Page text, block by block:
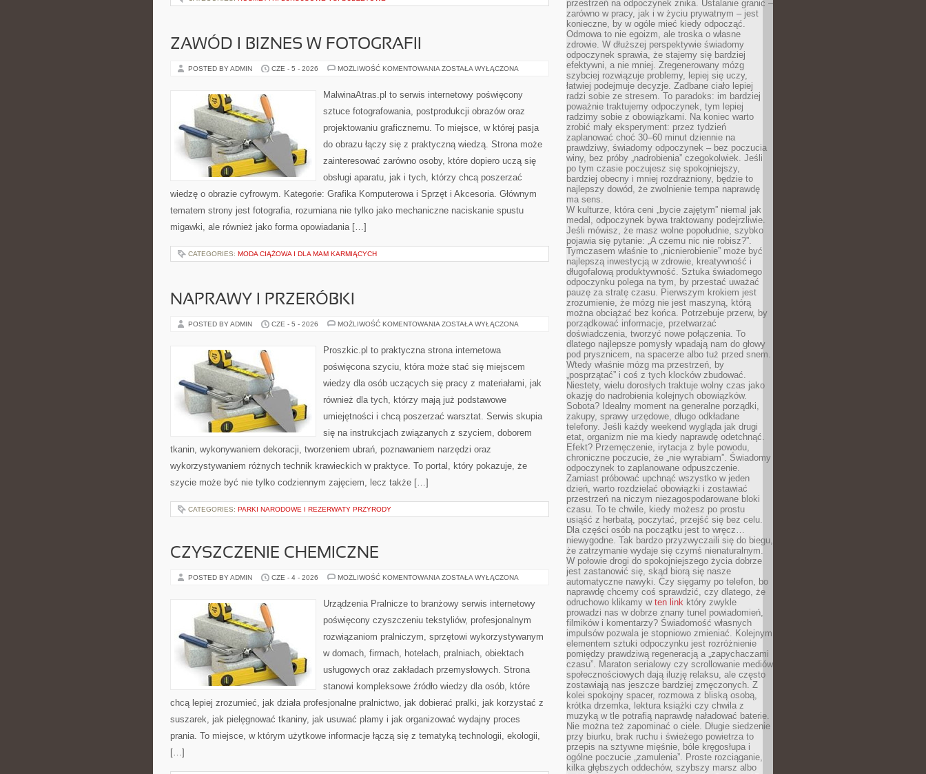
ZAWÓD I BIZNES W FOTOGRAFII
POSTED BY ADMIN CZE - 5 - 2026 MOŻLIWOŚĆ KOMENTOWANIA ZAWÓD
FOTOGRAFII
ZOSTAŁA WYŁĄCZONA
MalwinaAtras.pl to serwis internetowy poświęcony
sztuce fotografowania, postprodukcji obrazów oraz
projektowaniu graficznemu. To miejsce, w której pasja
do obrazu łączy się z praktyczną wiedzą. Strona może
zainteresować zarówno osoby, które dopiero uczą się
obsługi aparatu, jak i tych, którzy chcą poszerzać
wiedzę o obrazie cyfrowym. Kategorie: Grafika Komputerowa i Sprzęt i Akcesoria. Głównym
tematem strony jest fotografia, rozumiana nie tylko jako mechaniczne naciskanie spustu
migawki, ale również jako forma opowiadania […]
CATEGORIES: MODA CIĄŻOWA I DLA MAM KARMIĄCYCH
NAPRAWY I PRZERÓBKI
POSTED BY ADMIN CZE - 5 - 2026 MOŻLIWOŚĆ KOMENTOWANIA NAPRAWY
ZOSTAŁA WYŁĄCZONA
Proszkic.pl to praktyczna strona internetowa
poświęcona szyciu, która może stać się miejscem
wiedzy dla osób uczących się pracy z materiałami, jak
również dla tych, którzy mają już podstawowe
umiejętności i chcą poszerzać warsztat. Serwis skupia
się na instrukcjach związanych z szyciem, doborem
tkanin, wykonywaniem dekoracji, tworzeniem ubrań, poznawaniem narzędzi oraz
wykorzystywaniem różnych technik krawieckich w praktyce. To portal, który pokazuje, że
szycie może być nie tylko codziennym zajęciem, lecz także […]
CATEGORIES: PARKI NARODOWE I REZERWATY PRZYRODY
CZYSZCZENIE CHEMICZNE
POSTED BY ADMIN CZE - 4 - 2026 MOŻLIWOŚĆ KOMENTOWANIA CZYSZCZENIE
ZOSTAŁA WYŁĄCZONA
Urządzenia Pralnicze to branżowy serwis internetowy
poświęcony czyszczeniu tekstyliów, profesjonalnym
rozwiązaniom pralniczym, sprzętowi wykorzystywanym
w domach, firmach, hotelach, pralniach, obiektach
usługowych oraz zakładach przemysłowych. Strona
stanowi kompleksowe źródło wiedzy dla osób, które
chcą lepiej zrozumieć, jak działa profesjonalne pralnictwo, jak dobierać pralki, jak korzystać z
suszarek, jak pielęgnować tkaniny, jak usuwać plamy i jak organizować wydajny proces
prania. To miejsce, w którym użytkowe informacje łączą się z tematyką technologii, ekologii,
[…]
przestrzeń na odpoczynek znika. Ustalanie granic –
zarówno w pracy, jak i w życiu prywatnym – jest
konieczne, by w ogóle mieć kiedy odpocząć.
Odmowa to nie egoizm, ale troska o własne
zdrowie. W dłuższej perspektywie świadomy
odpoczynek sprawia, że stajemy się bardziej
efektywni, a nie mniej. Zregenerowany mózg
szybciej rozwiązuje problemy, lepiej się uczy,
łatwiej podejmuje decyzje. Zadbane ciało lepiej
radzi sobie ze stresem. To paradoks: im bardziej
poważnie traktujemy odpoczynek, tym lepiej
radzimy sobie z obowiązkami. Na koniec warto
zrobić mały eksperyment: przez tydzień
zaplanować choć 30–60 minut dziennie na
prawdziwy, świadomy odpoczynek – bez poczucia
winy, bez próby „nadrobienia” czegokolwiek. Jeśli
po tym czasie poczujesz się spokojniejszy,
bardziej obecny i mniej rozdrażniony, będzie to
najlepszy dowód, że zwolnienie tempa naprawdę
ma sens.
W kulturze, która ceni „bycie zajętym” niemal jak
medal, odpoczynek bywa traktowany podejrzliwie.
Jeśli mówisz, że masz wolne popołudnie, szybko
pojawia się pytanie: „A czemu nic nie robisz?”.
Tymczasem właśnie to „nicnierobienie” może być
najlepszą inwestycją w zdrowie, kreatywność i
długofalową produktywność. Sztuka świadomego
odpoczynku polega na tym, by przestać uważać
pauzę za stratę czasu. Pierwszym krokiem jest
zrozumienie, że mózg nie jest maszyną, którą
można obciążać bez końca. Potrzebuje przerw, by
porządkować informacje, przetwarzać
doświadczenia, tworzyć nowe połączenia. To
dlatego najlepsze pomysły wpadają nam do głowy
pod prysznicem, na spacerze albo tuż przed snem.
Wtedy właśnie mózg ma przestrzeń, by
„posprzątać” i coś z tych klocków zbudować.
Niestety, wielu dorosłych traktuje wolny czas jako
okazję do nadrobienia kolejnych obowiązków.
Sobota? Idealny moment na generalne porządki,
zakupy, sprawy urzędowe, długo odkładane
telefony. Jeśli każdy weekend wygląda jak drugi
etat, organizm nie ma kiedy naprawdę odetchnąć.
Efekt? Przemęczenie, irytacja z byle powodu,
chroniczne poczucie, że „nie wyrabiam”. Świadomy
odpoczynek to zaplanowane odpuszczenie.
Zamiast próbować upchnąć wszystko w jeden
dzień, warto rozdzielać obowiązki i zostawiać
przestrzeń na niczym niezagospodarowane bloki
czasu. To te chwile, kiedy możesz po prostu
usiąść z herbatą, poczytać, przejść się bez celu.
Dla części osób na początku jest to wręcz…
niewygodne. Tak bardzo przyzwyczaili się do biegu,
że zatrzymanie wydaje się czymś nienaturalnym.
W połowie drogi do spokojniejszego życia dobrze
jest zastanowić się, skąd biorą się nasze
automatyczne nawyki. Czy sięgamy po telefon, bo
naprawdę chcemy coś sprawdzić, czy dlatego, że
odruchowo klikamy w ten link który zwykle
prowadzi nas w dobrze znany tunel powiadomień,
filmików i komentarzy? Świadomość własnych
impulsów pozwala je stopniowo zmieniać. Kolejnym
elementem sztuki odpoczynku jest rozróżnienie
pomiędzy prawdziwą regeneracją a „zapychaczami
czasu”. Maraton serialowy czy scrollowanie mediów
społecznościowych dają iluzję relaksu, ale często
zostawiają nas jeszcze bardziej zmęczonych. Z
kolei spokojny spacer, rozmowa z bliską osobą,
krótka drzemka, lektura książki czy chwila z
muzyką w tle potrafią naprawdę naładować baterie.
Nie można też zapominać o ciele. Długie siedzenie
przy biurku, brak ruchu i świeżego powietrza to
przepis na sztywne mięśnie, bóle kręgosłupa i
ogólne poczucie „zamulenia”. Proste rozciąganie,
kilka głębszych oddechów, szybszy marsz albo